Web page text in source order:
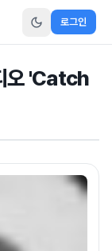
로그인
오 'Catch